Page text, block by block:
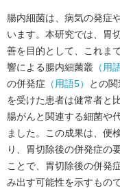
腸内細菌は、病気の発症
います。本研究では、胃
善を目的として、これま
響による腸内細菌叢 （用
の併発症 （用語5）
との
を受けた患者は健常者と
腸がんと関連する細菌や
ました。この成果は、便
り、胃切除後の併発症の
ことで、胃切除後の併発
み出す可能性を示すもので